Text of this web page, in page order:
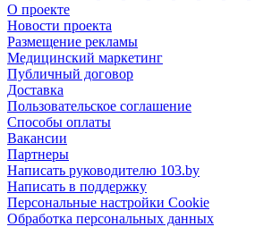
О проекте
Новости проекта
Размещение рекламы
Медицинский маркетинг
Публичный договор
Доставка
Пользовательское соглашение
Способы оплаты
Вакансии
Партнеры
Написать руководителю 103.by
Написать в поддержку
Персональные настройки Cookie
Обработка персональных данных